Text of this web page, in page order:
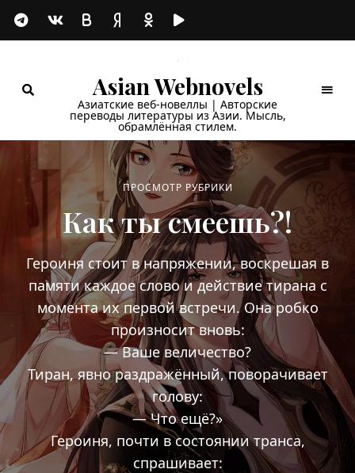
Asian Webnovels
Азиатские веб-новеллы | Авторские
переводы литературы из Азии. Мысль,
обрамлённая стилем.
ПРОСМОТР РУБРИКИ
Как ты смеешь?!
Героиня стоит в напряжении, воскрешая в
памяти каждое слово и действие тирана с
момента их первой встречи. Она робко
произносит вновь:
— Ваше величество?
Тиран, явно раздражённый, поворачивает
голову:
— Что ещё?»
Героиня, почти в состоянии транса,
спрашивает: